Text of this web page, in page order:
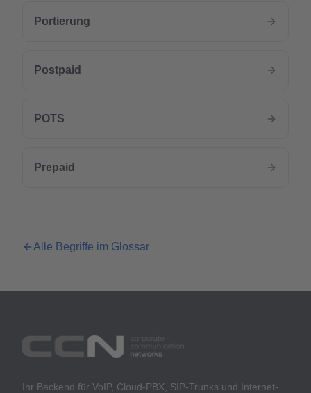
Portierung
Postpaid
POTS
Prepaid
Alle Begriffe im Glossar
Ihr Backend für VoIP, Cloud-PBX, SIP-Trunks und Internet-